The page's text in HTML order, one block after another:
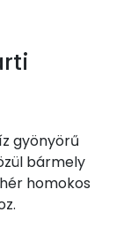
gyönyörű
bármely
homokos